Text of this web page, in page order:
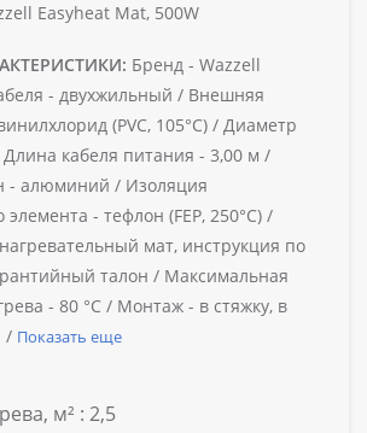
Easyheat Mat, 500W
Бренд - Wazzell
- двухжильный / Внешняя
(PVC, 105°C) / Диаметр
Длина кабеля питания - 3,00 м /
- алюминий / Изоляция
элемента - тефлон (FEP, 250°C) /
нагревательный мат, инструкция по
талон / Максимальная
- 80 °C / Монтаж - в стяжку, в
/ Показать еще
м² : 2,5